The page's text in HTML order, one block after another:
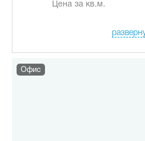
Цена за кв.м.
Офис